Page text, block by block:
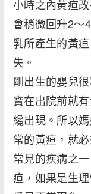
小時之內黃疸
會稍微回升2～
乳所產生的黃
失。
剛出生的嬰兒
寶在出院前就
纔出現。所以
常的黃疸，就
常見的疾病之
疸，如果是生